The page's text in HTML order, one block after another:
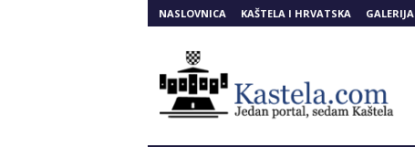
NASLOVNICA KAŠTELA I HRVATSKA GALERIJA